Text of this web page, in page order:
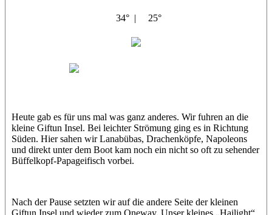
34° | 25°
Heute gab es für uns mal was ganz anderes. Wir fuhren an die
kleine Giftun Insel. Bei leichter Strömung ging es in Richtung
Süden. Hier sahen wir Lanabübas, Drachenköpfe, Napoleons
und direkt unter dem Boot kam noch ein nicht so oft zu sehender
Büffelkopf-Papageifisch vorbei.
Nach der Pause setzten wir auf die andere Seite der kleinen
Giftun Insel und wieder zum Oneway. Unser kleines „Hailight“